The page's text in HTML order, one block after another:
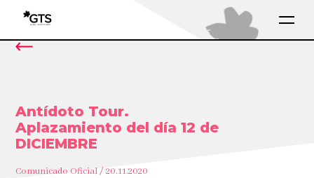
Antídoto Tour.
Aplazamiento del día 12 de
DICIEMBRE
Comunicado Oficial / 20.11.2020